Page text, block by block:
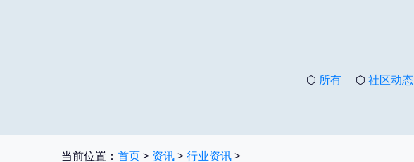
⬡ 所有 ⬡ 社区动态
当前位置： 首页> 资讯>行业资讯>